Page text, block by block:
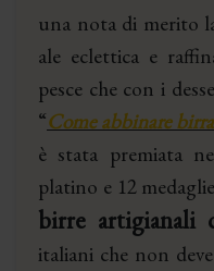
una nota di merito
ale eclettica e
pesce che con i
“Come abbinare
è stata premiata
platino e 12
birre artigianali
italiani che non